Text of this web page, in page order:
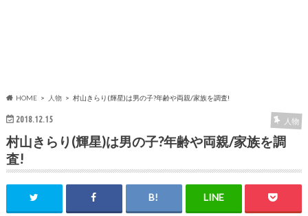
HOME 人物 村山きらり(輝星)は男の子?年齢や両親/家族を調査!
2018.12.15 人物
村山きらり(輝星)は男の子?年齢や両親/家族を調
査!